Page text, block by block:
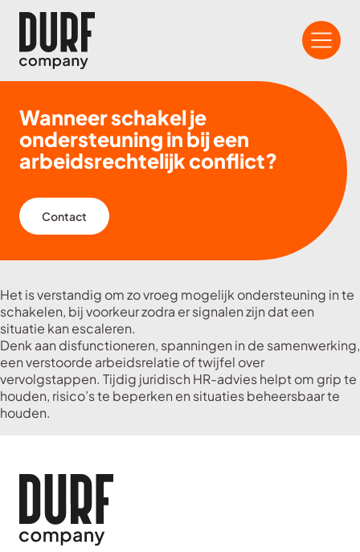
Wanneer schakel je
ondersteuning in bij een
arbeidsrechtelijk conflict?
Contact
Het is verstandig om zo vroeg mogelijk ondersteuning in te
schakelen, bij voorkeur zodra er signalen zijn dat een
situatie kan escaleren.
Denk aan disfunctioneren, spanningen in de samenwerking,
een verstoorde arbeidsrelatie of twijfel over
vervolgstappen. Tijdig juridisch HR-advies helpt om grip te
houden, risico’s te beperken en situaties beheersbaar te
houden.